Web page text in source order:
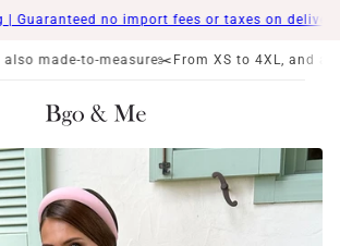
no import fees or taxes on delivery📦
to-measure✂️From XS to 4XL, and also